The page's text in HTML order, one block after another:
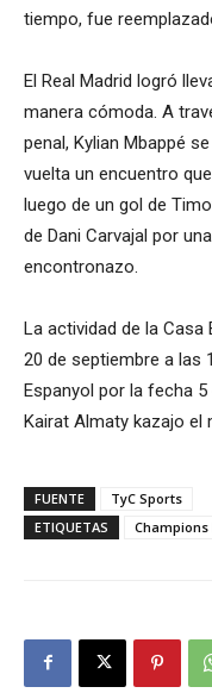
tiempo, fue
El Real Madrid logró
manera cómoda. A
penal, Kylian Mbappé
vuelta un encuentro
luego de un gol de
de Dani Carvajal por
encontronazo.
La actividad de la
20 de septiembre a las
Espanyol por la fecha
Kairat Almaty kazajo el
FUENTE
TyC Sports
ETIQUETAS